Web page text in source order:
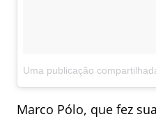
Uma publicação
Marco Pólo, que fez